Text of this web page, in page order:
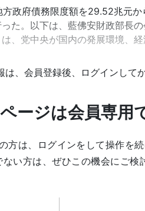
政府債務限度額を29.52兆元
た。以下は、藍佛安財政部長
、党中央が国内の発展環境、
、会員登録後、ログインして
ージは会員専用
方は、ログインをして操作を続
い方は、ぜひこの機会にご検